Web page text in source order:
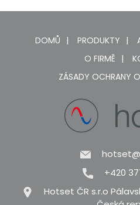
DOMŮ PRODUKTY
O FIRMĚ
ZÁSADY OCHRANY
+420
Hotset ČR s.r.o